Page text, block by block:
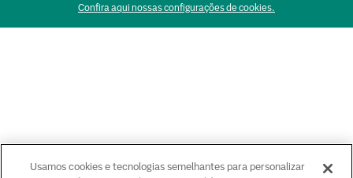
Confira aqui nossas configurações de cookies.
Usamos cookies e tecnologias semelhantes para personalizar